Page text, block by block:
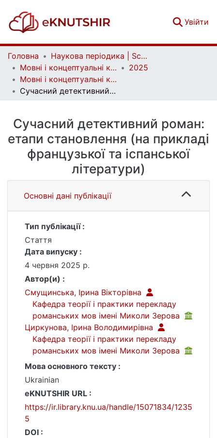
Увійти
Головна
Наукова періодика | Scientific periodicals
Мовні і концептуальні картини світу | Linguistic and conceptual worldviews
2025
Мовні і концептуальні картини світу. Вип. 2 (78)
Сучасний детективний роман: етапи становлення (на прикладі французької та іспанської літератури)
Сучасний детективний роман:
етапи становлення (на прикладі
французької та іспанської
літератури)
Основні дані публікації
Тип публікації :
Стаття
Дата випуску :
4 червня 2025 р.
Автор(и) :
Смущинська, Ірина Вікторівна
Кафедра теорії і практики перекладу
романських мов імені Миколи Зерова
Циркунова, Ірина Володимирівна
Кафедра теорії і практики перекладу
романських мов імені Миколи Зерова
Мова основного тексту :
Ukrainian
eKNUTSHIR URL :
https://ir.library.knu.ua/handle/15071834/1235
5
DOI :